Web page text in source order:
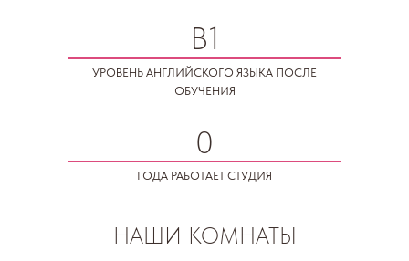
B1
0
УРОВЕНЬ АНГЛИЙСКОГО ЯЗЫКА ПОСЛЕ
ОБУЧЕНИЯ
ГОДА РАБОТАЕТ СТУДИЯ
НАШИ КОМНАТЫ